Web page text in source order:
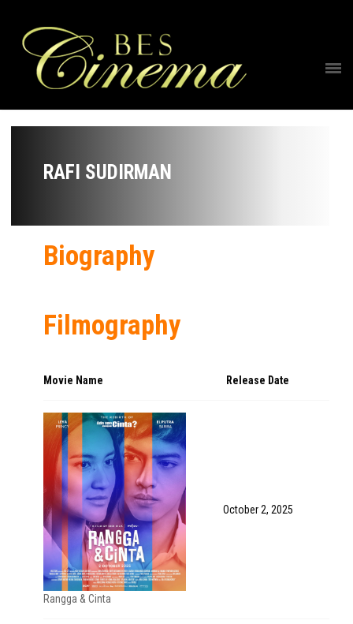
RAFI SUDIRMAN
Biography
Filmography
Movie Name Release Date
Rangga & Cinta
October 2, 2025